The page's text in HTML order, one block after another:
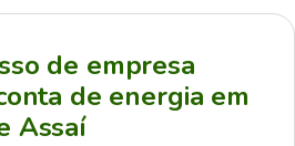
de empresa
de energia em
Assaí